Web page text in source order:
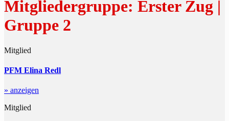
Mitgliedergruppe: Erster Zug |
Gruppe 2
Mitglied
PFM Elina Redl
» anzeigen
Mitglied